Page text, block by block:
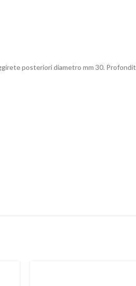
posteriori diametro mm 30.